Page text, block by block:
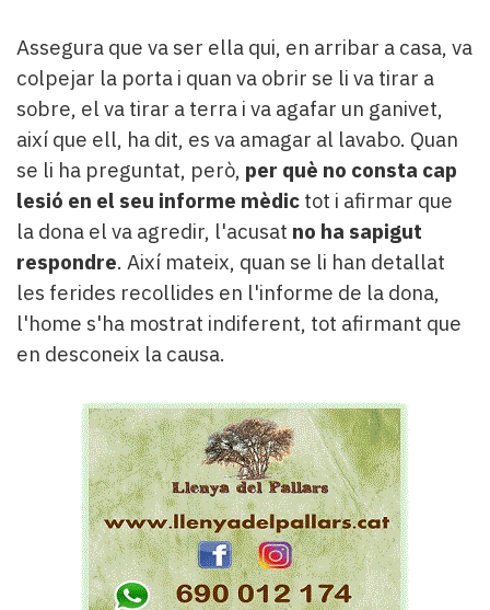
Assegura que va ser ella qui, en arribar a casa, va
colpejar la porta i quan va obrir se li va tirar a
sobre, el va tirar a terra i va agafar un ganivet,
així que ell, ha dit, es va amagar al lavabo. Quan
se li ha preguntat, però, per què no consta cap
lesió en el seu informe mèdic tot i afirmar que
la dona el va agredir, l'acusat no ha sapigut
respondre. Així mateix, quan se li han detallat
les ferides recollides en l'informe de la dona,
l'home s'ha mostrat indiferent, tot afirmant que
en desconeix la causa.